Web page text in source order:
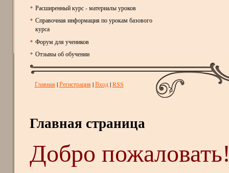
Расширенный курс - материалы уроков
Справочная информация по урокам базового
курса
Форум для учеников
Отзывы об обучении
Главная |Регистрация |Вход|RSS
Главная страница
Добро